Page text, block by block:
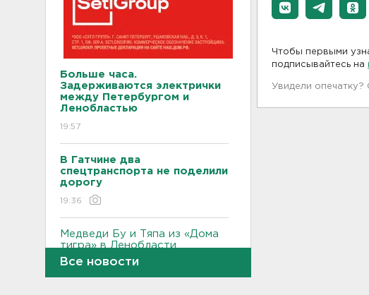
Больше часа.
Задерживаются электрички
между Петербургом и
Ленобластью
19:57
В Гатчине два
спецтранспорта не поделили
дорогу
19:36
Медведи Бу и Тяпа из «Дома
тигра» в Ленобласти
долетели до Ирландии
Все новости
Чтобы первыми
подписывайтесь на
Увидели